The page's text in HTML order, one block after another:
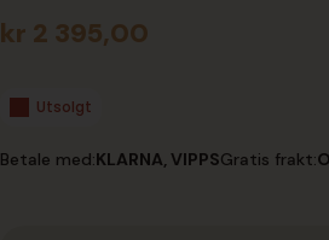
kr 2 395,00
Utsolgt
Betale med:KLARNA, VIPPSGratis frakt: